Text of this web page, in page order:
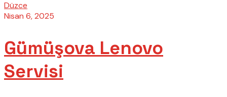
Düzce
Nisan 6, 2025
Gümüşova Lenovo
Servisi